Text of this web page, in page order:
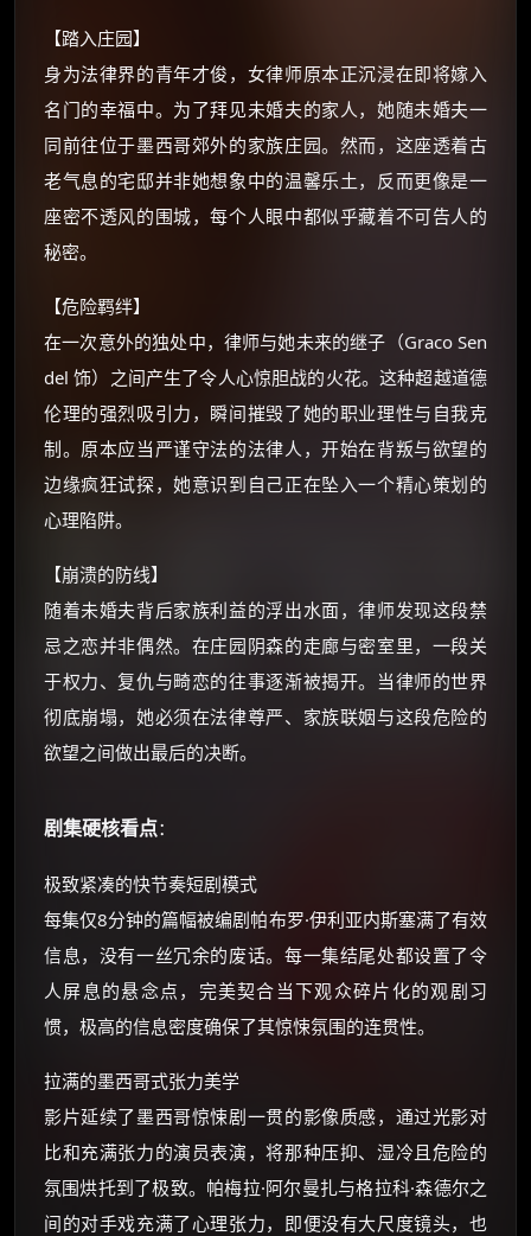
【踏入庄园】
身为法律界的青年才俊，女律师原本正沉浸在即将嫁入
名门的幸福中。为了拜见未婚夫的家人，她随未婚夫一
同前往位于墨西哥郊外的家族庄园。然而，这座透着古
老气息的宅邸并非她想象中的温馨乐土，反而更像是一
座密不透风的围城，每个人眼中都似乎藏着不可告人的
秘密。
【危险羁绊】
在一次意外的独处中，律师与她未来的继子（Graco Sen
del 饰）之间产生了令人心惊胆战的火花。这种超越道德
伦理的强烈吸引力，瞬间摧毁了她的职业理性与自我克
制。原本应当严谨守法的法律人，开始在背叛与欲望的
边缘疯狂试探，她意识到自己正在坠入一个精心策划的
心理陷阱。
【崩溃的防线】
随着未婚夫背后家族利益的浮出水面，律师发现这段禁
忌之恋并非偶然。在庄园阴森的走廊与密室里，一段关
于权力、复仇与畸恋的往事逐渐被揭开。当律师的世界
彻底崩塌，她必须在法律尊严、家族联姻与这段危险的
欲望之间做出最后的决断。
剧集硬核看点：
极致紧凑的快节奏短剧模式
每集仅8分钟的篇幅被编剧帕布罗·伊利亚内斯塞满了有效
信息，没有一丝冗余的废话。每一集结尾处都设置了令
人屏息的悬念点，完美契合当下观众碎片化的观剧习
惯，极高的信息密度确保了其惊悚氛围的连贯性。
拉满的墨西哥式张力美学
影片延续了墨西哥惊悚剧一贯的影像质感，通过光影对
比和充满张力的演员表演，将那种压抑、湿冷且危险的
氛围烘托到了极致。帕梅拉·阿尔曼扎与格拉科·森德尔之
间的对手戏充满了心理张力，即便没有大尺度镜头，也
🧧 福利领取站 ×
☕
如夸克12个月送14天 最低75元！
还有支付宝现金红包、外卖红包、
⚡ 前往【大淘客】领红包